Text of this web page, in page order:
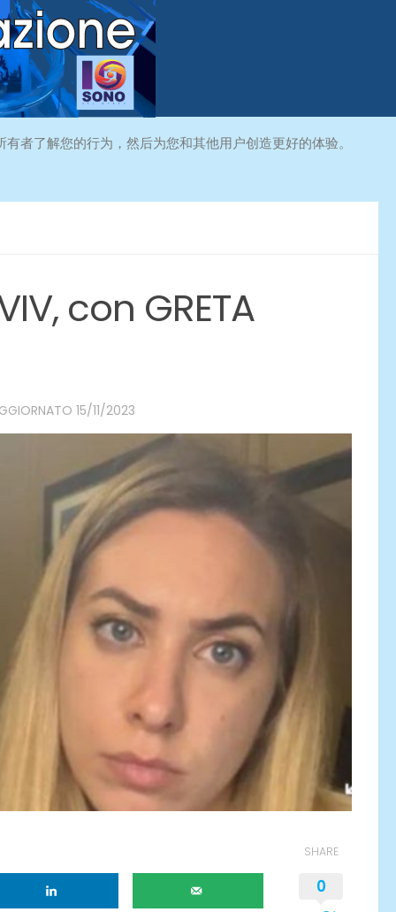
者了解您的行为，然后为您和其他用户创造更好的体验。
con GRETA
15/11/2023
SHARE
0